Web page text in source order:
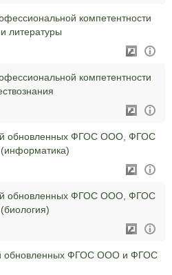
компетентности
литературы
компетентности
обновленных ФГОС ООО, ФГОС
обновленных ФГОС ООО, ФГОС
обновленных ФГОС ООО и ФГОС